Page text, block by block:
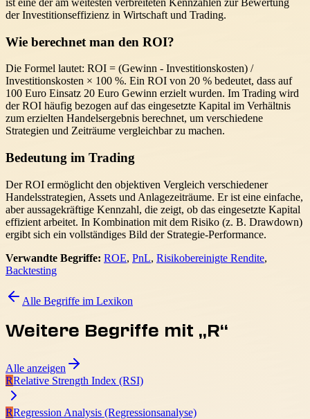
der Investitionseffizienz in Wirtschaft und Trading.
Wie berechnet man den ROI?
Die Formel lautet: ROI = (Gewinn - Investitionskosten) /
Investitionskosten × 100 %. Ein ROI von 20 % bedeutet, dass auf
100 Euro Einsatz 20 Euro Gewinn erzielt wurden. Im Trading wird
der ROI häufig bezogen auf das eingesetzte Kapital im Verhältnis
zum erzielten Handelsergebnis berechnet, um verschiedene
Strategien und Zeiträume vergleichbar zu machen.
Bedeutung im Trading
Der ROI ermöglicht den objektiven Vergleich verschiedener
Handelsstrategien, Assets und Anlagezeiträume. Er ist eine einfache,
aber aussagekräftige Kennzahl, die zeigt, ob das eingesetzte Kapital
effizient arbeitet. In Kombination mit dem Risiko (z. B. Drawdown)
ergibt sich ein vollständiges Bild der Strategie-Performance.
Verwandte Begriffe: ROE, PnL, Risikobereinigte Rendite,
Backtesting
Alle Begriffe im Lexikon
Weitere Begriffe mit „ R“
Alle anzeigen
RRelative Strength Index (RSI)
RRegression Analysis (Regressionsanalyse)